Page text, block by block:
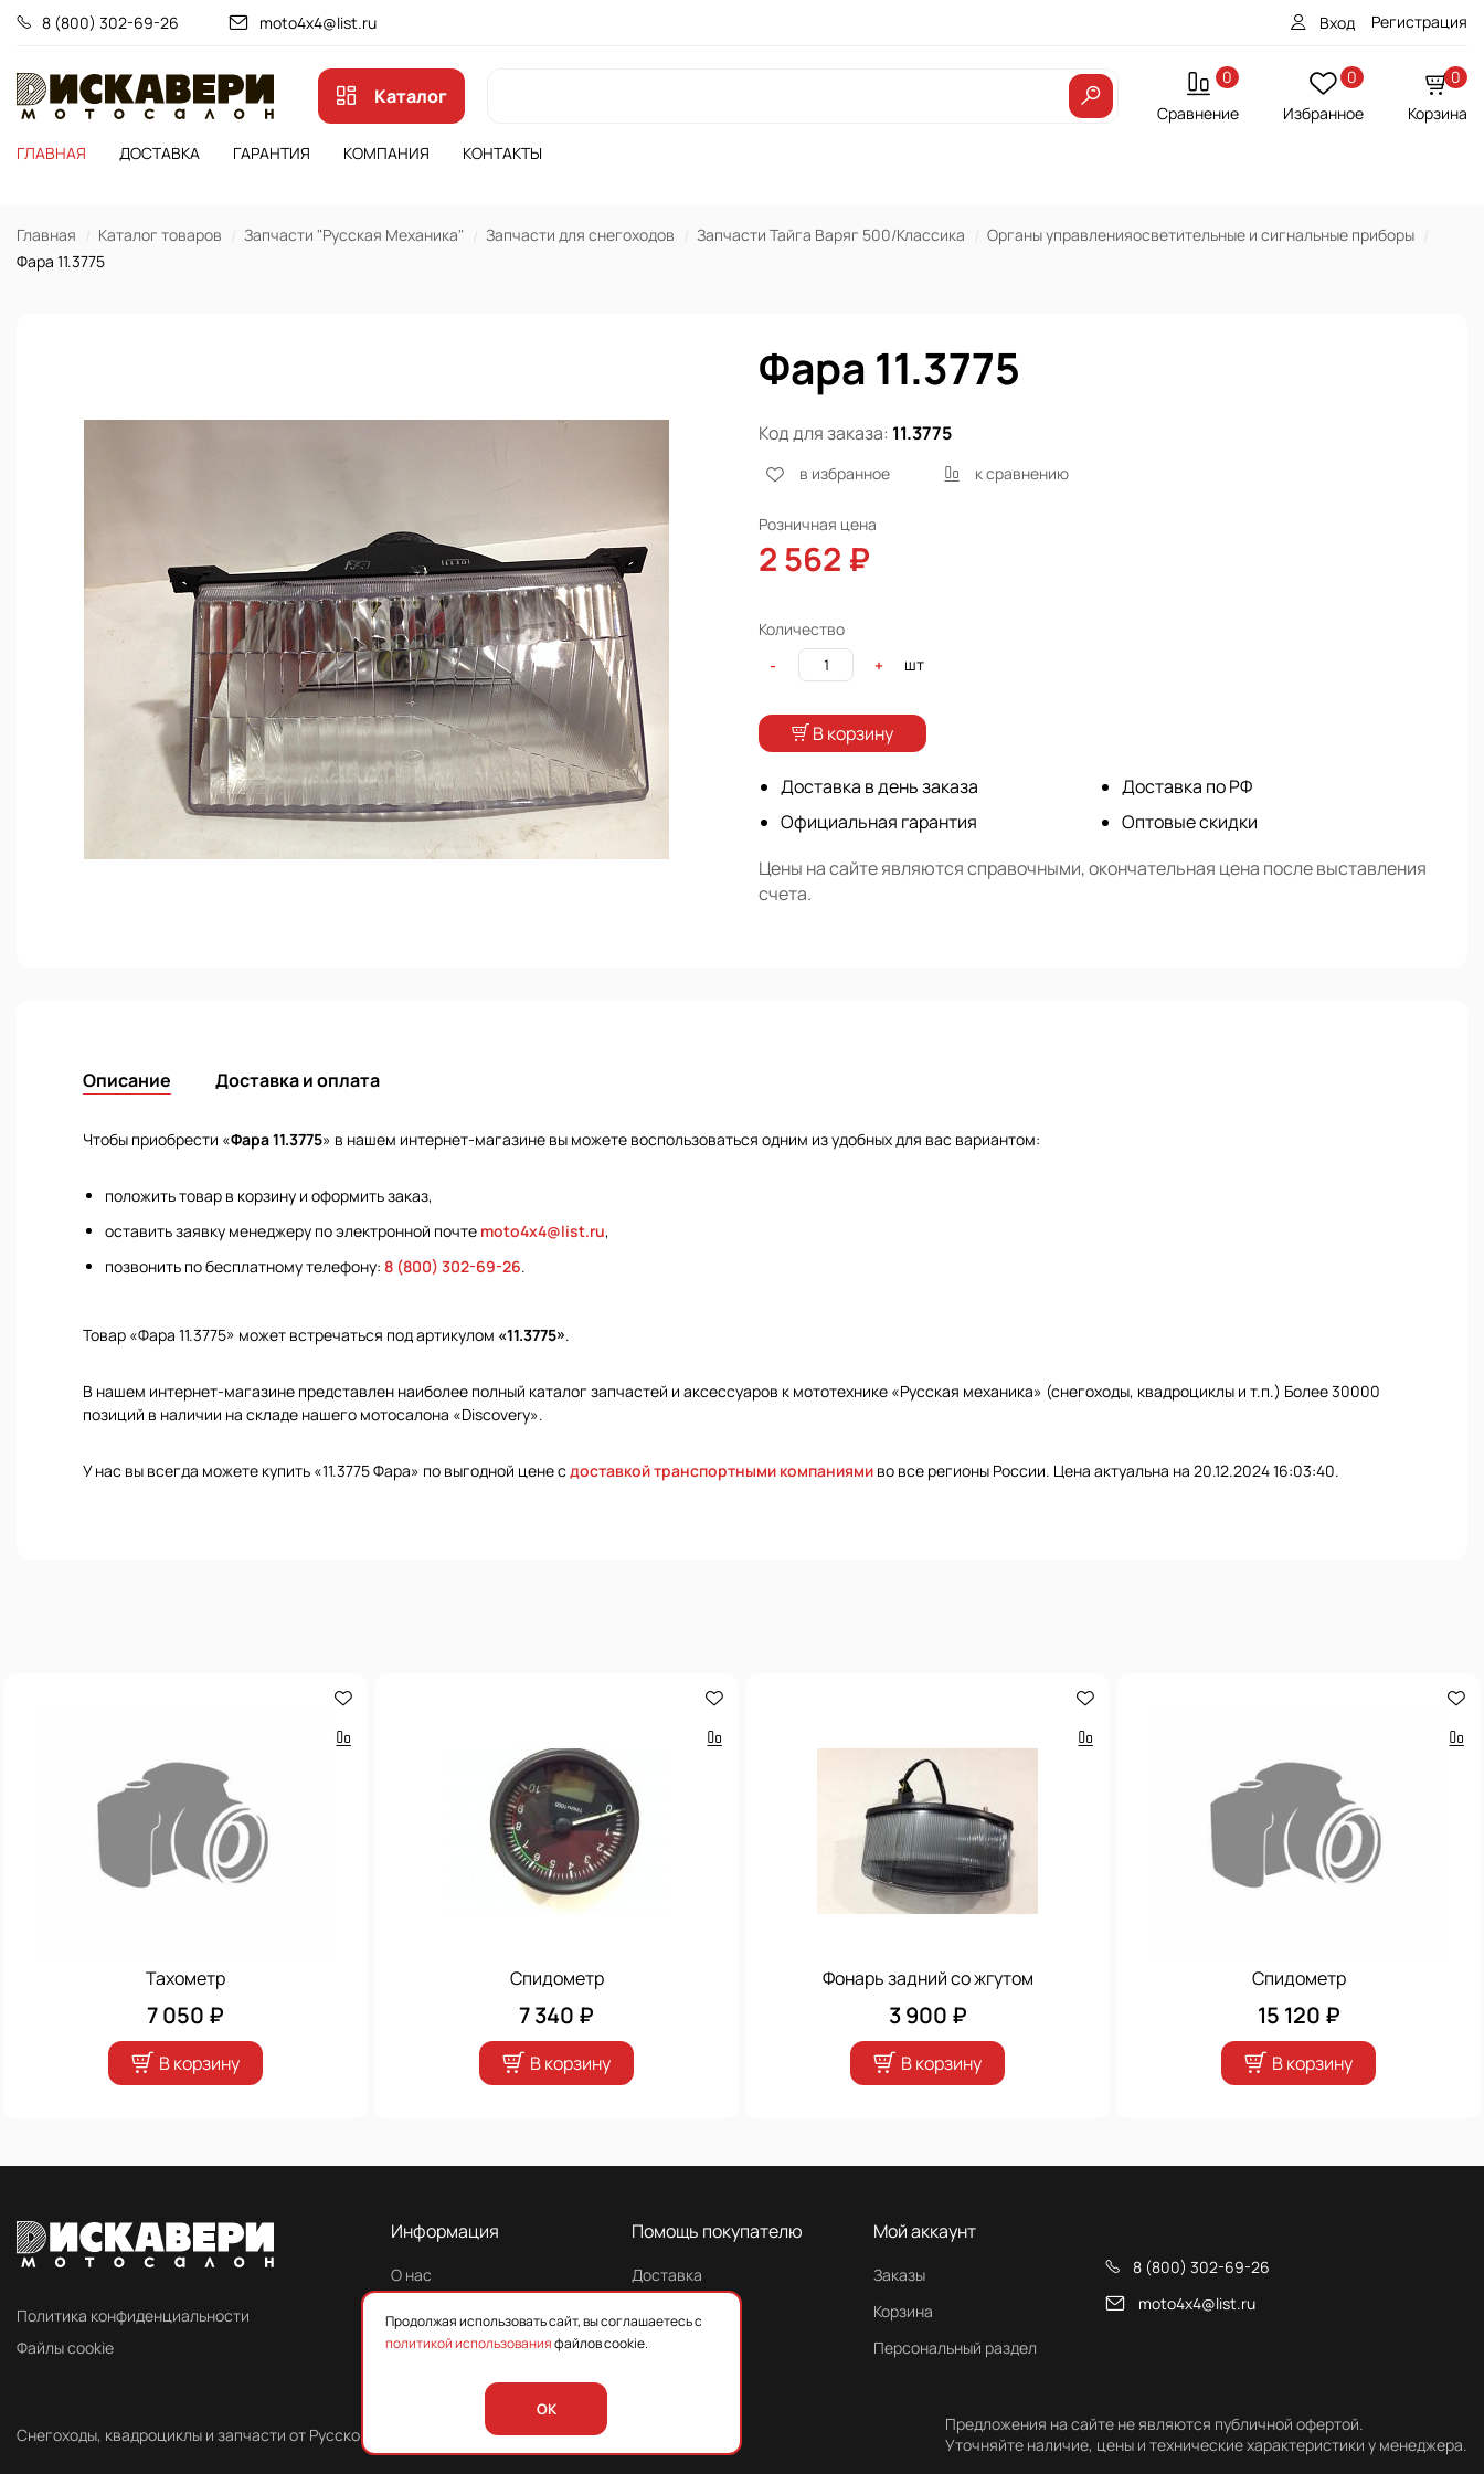
8 (800) 302-69-26 moto4x4@list.ru Вход Регистрация
Каталог
0
Сравнение
0
Избранное
0
Корзина
ГЛАВНАЯ
ДОСТАВКА ГАРАНТИЯ КОМПАНИЯ КОНТАКТЫ
Главная Каталог товаров Запчасти "Русская Механика" Запчасти для снегоходов Запчасти Тайга Варяг 500/Классика
Органы управленияосветительные и сигнальные приборы
Фара 11.3775
Фара 11.3775
Код для заказа: 11.3775
в избранное к сравнению
Розничная цена
2 562 ₽
Количество
-
+ шт
В корзину
Доставка в день заказа
Официальная гарантия
Доставка по РФ
Оптовые скидки
Цены на сайте являются справочными, окончательная цена после выставления
счета.
Описание Доставка и оплата
Чтобы приобрести «Фара 11.3775» в нашем интернет-магазине вы можете воспользоваться одним из удобных для вас вариантом:
положить товар в корзину и оформить заказ,
оставить заявку менеджеру по электронной почте moto4x4@list.ru,
позвонить по бесплатному телефону: 8 (800) 302-69-26.
Товар «Фара 11.3775» может встречаться под артикулом «11.3775».
В нашем интернет-магазине представлен наиболее полный каталог запчастей и аксессуаров к мототехнике «Русская механика» (снегоходы, квадроциклы и т.п.) Более 30000
позиций в наличии на складе нашего мотосалона «Discovery».
У нас вы всегда можете купить «11.3775 Фара» по выгодной цене с доставкой транспортными компаниями во все регионы России. Цена актуальна на 20.12.2024 16:03:40.
Тахометр
7 050 ₽
В корзину
Спидометр
7 340 ₽
В корзину
Фонарь задний со жгутом
3 900 ₽
В корзину
Спидометр
15 120 ₽
В корзину
Политика конфиденциальности
Файлы cookie
Информация
О нас
Контакты
Помощь покупателю
Доставка
Мой аккаунт
Заказы
Корзина
Персональный раздел
8 (800) 302-69-26
moto4x4@list.ru
Снегоходы, квадроциклы и запчасти от Русской Механики
Предложения на сайте не являются публичной офертой.
Уточняйте наличие, цены и технические характеристики у менеджера.
Продолжая использовать сайт, вы соглашаетесь с
политикой использованияфайлов cookie.
OK